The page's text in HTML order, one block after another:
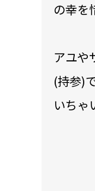
の幸を
アユや
(持参)
いちゃ